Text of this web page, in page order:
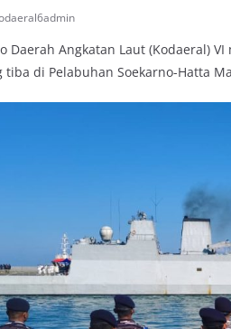
Daerah Angkatan Laut (Kodaeral)
tiba di Pelabuhan Soekarno-Hatta